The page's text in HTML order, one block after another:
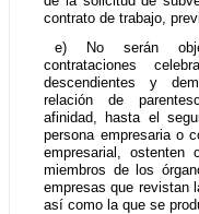
contrato de trabajo,
e) No serán
contrataciones
descendientes y
relación de
afinidad, hasta el
persona empresaria o
empresarial, ostenten
miembros de los
empresas que revistan
así como la que se